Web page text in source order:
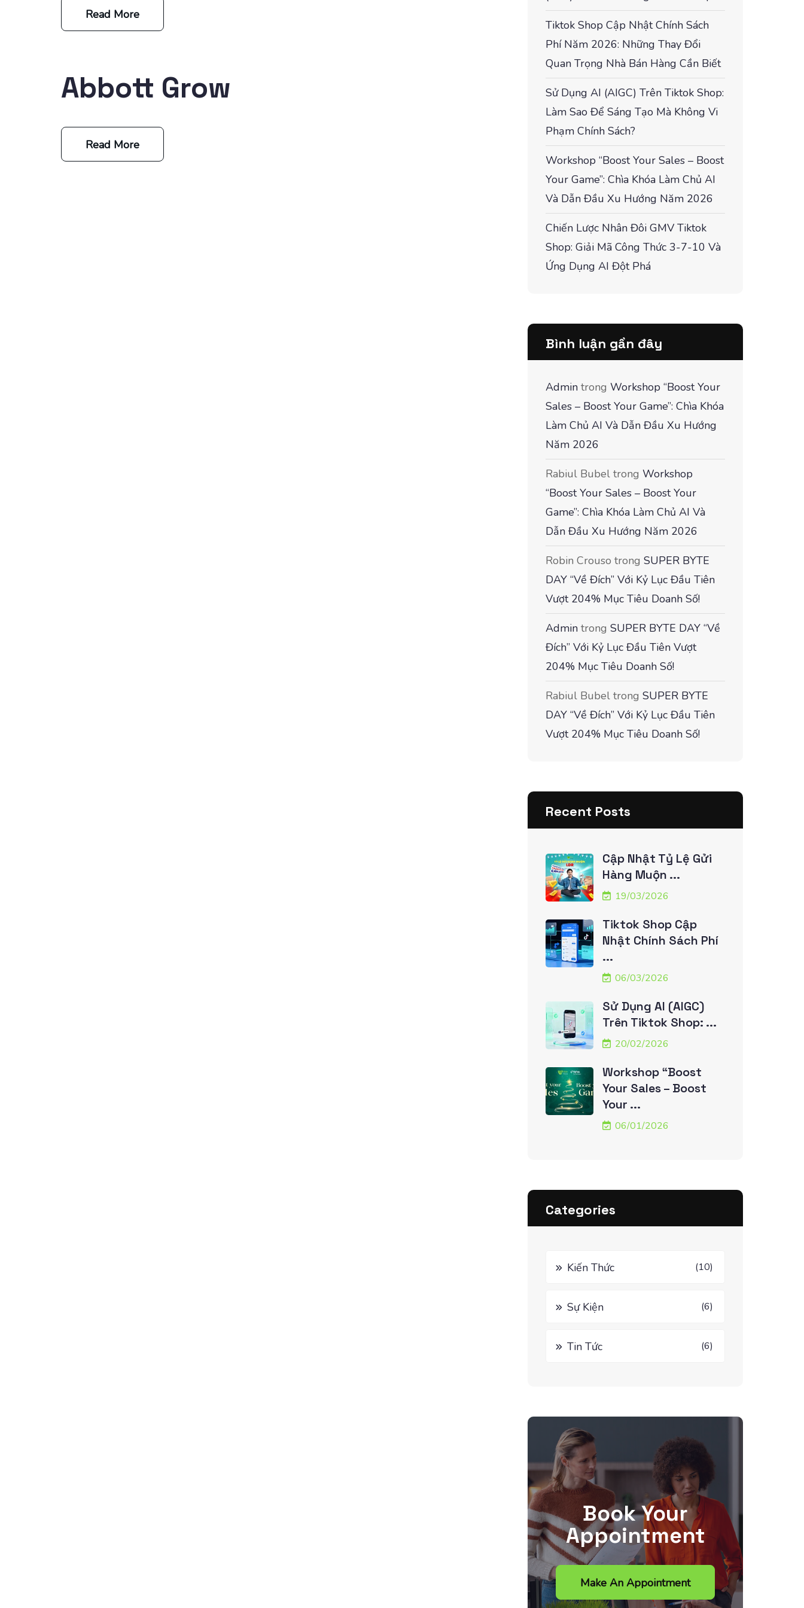
Read More
Abbott Grow
Read More
Tiktok Shop Cập Nhật Chính Sách
Phí Năm 2026: Những Thay Đổi
Quan Trọng Nhà Bán Hàng Cần Biết
Sử Dụng AI (AIGC) Trên Tiktok Shop:
Làm Sao Để Sáng Tạo Mà Không Vi
Phạm Chính Sách?
Workshop “Boost Your Sales – Boost
Your Game”: Chìa Khóa Làm Chủ AI
Và Dẫn Đầu Xu Hướng Năm 2026
Chiến Lược Nhân Đôi GMV Tiktok
Shop: Giải Mã Công Thức 3-7-10 Và
Ứng Dụng AI Đột Phá
Bình luận gần đây
Admin trong Workshop “Boost Your
Sales – Boost Your Game”: Chìa Khóa
Làm Chủ AI Và Dẫn Đầu Xu Hướng
Năm 2026
Rabiul Bubel trong Workshop
“Boost Your Sales – Boost Your
Game”: Chìa Khóa Làm Chủ AI Và
Dẫn Đầu Xu Hướng Năm 2026
Robin Crouso trong SUPER BYTE
DAY “Về Đích” Với Kỷ Lục Đầu Tiên
Vượt 204% Mục Tiêu Doanh Số!
Admin trong SUPER BYTE DAY “Về
Đích” Với Kỷ Lục Đầu Tiên Vượt
204% Mục Tiêu Doanh Số!
Rabiul Bubel trong SUPER BYTE
DAY “Về Đích” Với Kỷ Lục Đầu Tiên
Vượt 204% Mục Tiêu Doanh Số!
Recent Posts
Cập Nhật Tỷ Lệ Gửi
Hàng Muộn ...
19/03/2026
Tiktok Shop Cập
Nhật Chính Sách Phí
...
06/03/2026
Sử Dụng AI (AIGC)
Trên Tiktok Shop: ...
20/02/2026
Workshop “Boost
Your Sales – Boost
Your ...
06/01/2026
Categories
Kiến Thức (10)
Sự Kiện (6)
Tin Tức (6)
Book Your
Appointment
Make An Appointment